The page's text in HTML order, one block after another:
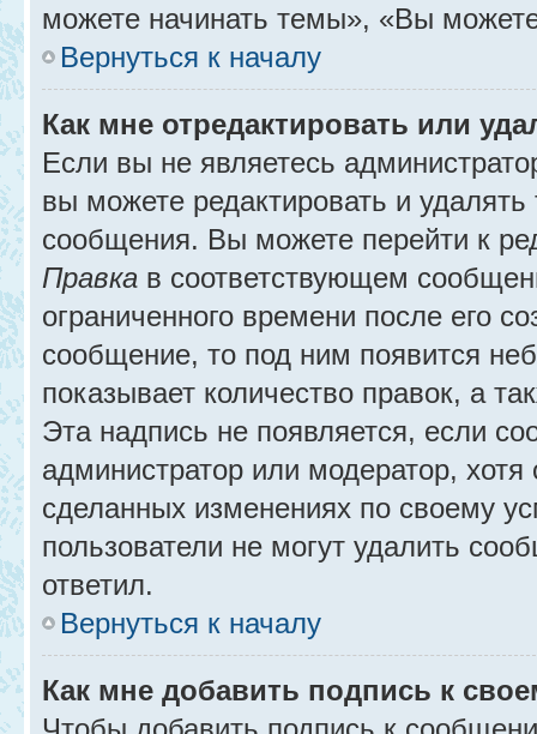
можете начинать темы», «Вы
Вернуться к началу
Как мне отредактировать или
Если вы не являетесь
вы можете редактировать и
сообщения. Вы можете перейти к
Правка в соответствующем
ограниченного времени после его
сообщение, то под ним появится
показывает количество правок, а
Эта надпись не появляется, если
администратор или модератор,
сделанных изменениях по своему
пользователи не могут удалить
ответил.
Вернуться к началу
Как мне добавить подпись к